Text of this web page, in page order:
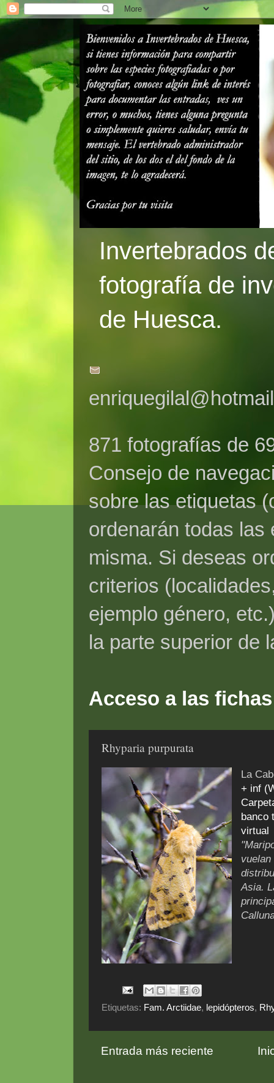
Invertebrados
fotografía de
de Huesca.
871 fotografías de
Consejo de
sobre las etiquetas
ordenarán todas las
misma. Si deseas
criterios
ejemplo género,
la parte superior de
Acceso a las
Rhyparia purpurata
La
+ inf
banco
virtual
Asia.
Etiquetas: Fam. Arctiidae, lepidópteros,
Entrada más reciente